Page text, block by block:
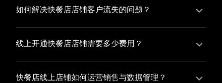
售的一体化解决方案，整合线上线下资源，实现商品管
店铺的运营效率，促进业务增长。
如何解决快餐店店铺客户流失的问题？
快餐店店铺精细化运营，有赞私域运营助您轻松解决客
户流失问题，通过有赞微商城、有赞小程序商城搭建专
复购率，实现业绩增长！
线上开通快餐店店铺需要多少费用？
选择有赞新零售，您可以开通快餐店店铺，快速搭建属
于您的有赞微商城，我们为您提供有赞微商城、有赞私
快餐店线上店铺如何运营销售与数据管理？